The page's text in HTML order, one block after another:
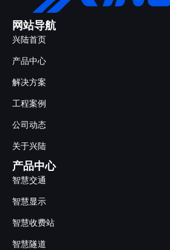
网站导航
兴陆首页
产品中心
解决方案
工程案例
公司动态
关于兴陆
产品中心
智慧交通
智慧显示
智慧收费站
智慧隧道